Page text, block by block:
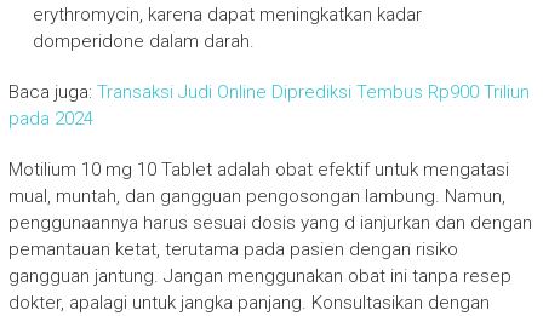
erythromycin, karena dapat meningkatkan kadar
domperidone dalam darah.
Baca juga: Transaksi Judi Online Diprediksi Tembus Rp900 Triliun
pada 2024
Motilium 10 mg 10 Tablet adalah obat efektif untuk mengatasi
mual, muntah, dan gangguan pengosongan lambung. Namun,
penggunaannya harus sesuai dosis yang d ianjurkan dan dengan
pemantauan ketat, terutama pada pasien dengan risiko
gangguan jantung. Jangan menggunakan obat ini tanpa resep
dokter, apalagi untuk jangka panjang. Konsultasikan dengan